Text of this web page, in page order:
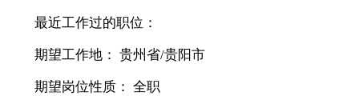
最近工作过的职位：
期望工作地： 贵州省/贵阳市
期望岗位性质： 全职